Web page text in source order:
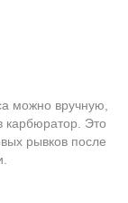
можно вручную,
карбюратор. Это
рывков после